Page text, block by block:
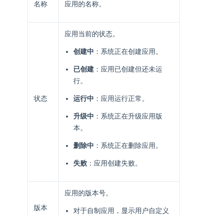
名称 应用的名称。
状态
应用当前的状态。
创建中 ：系统正在创建应用。
已创建 ：应用已创建但还未运
行。
运行中 ：应用运行正常。
升级中 ：系统正在升级应用版
本。
删除中 ：系统正在删除应用。
失败 ：应用创建失败。
版本
应用的版本号。
对于自制应用，显示用户自定义